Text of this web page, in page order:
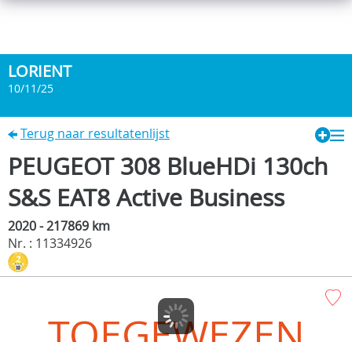
LORIENT
10/11/25
Terug naar resultatenlijst
PEUGEOT 308 BlueHDi 130ch
S&S EAT8 Active Business
2020 - 217869 km
Nr. : 11334926